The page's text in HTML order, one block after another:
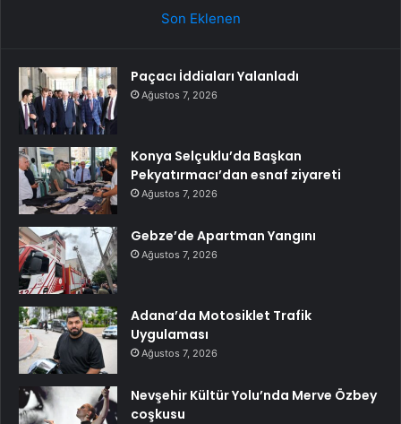
Son Eklenen
Paçacı İddiaları Yalanladı
Ağustos 7, 2026
Konya Selçuklu’da Başkan
Pekyatırmacı’dan esnaf ziyareti
Ağustos 7, 2026
Gebze’de Apartman Yangını
Ağustos 7, 2026
Adana’da Motosiklet Trafik
Uygulaması
Ağustos 7, 2026
Nevşehir Kültür Yolu’nda Merve Özbey
coşkusu